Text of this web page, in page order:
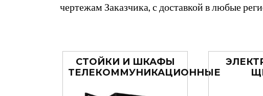
чертежам Заказчика, с доставкой в любые
СТОЙКИ И ШКАФЫ
ТЕЛЕКОММУНИКАЦИОННЫЕ